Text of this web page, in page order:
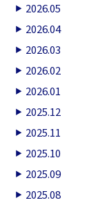
2026.05
2026.04
2026.03
2026.02
2026.01
2025.12
2025.11
2025.10
2025.09
2025.08